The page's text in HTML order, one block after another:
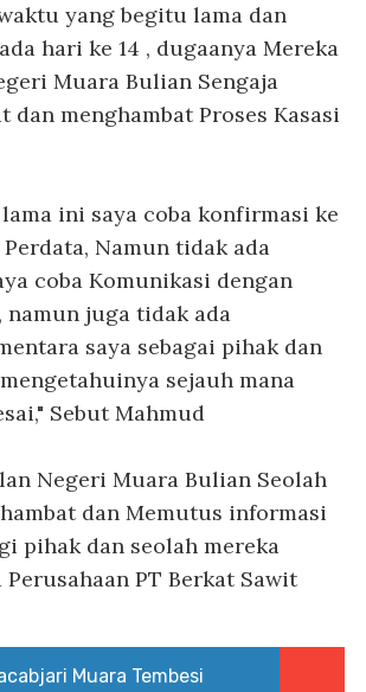
yang begitu lama dan
hari ke 14 , dugaanya Mereka
Muara Bulian Sengaja
dan menghambat Proses Kasasi
ini saya coba konfirmasi ke
Namun tidak ada
coba Komunikasi dengan
namun juga tidak ada
saya sebagai pihak dan
sejauh mana
Sebut Mahmud
Negeri Muara Bulian Seolah
dan Memutus informasi
pihak dan seolah mereka
PT Berkat Sawit
Muara Tembesi